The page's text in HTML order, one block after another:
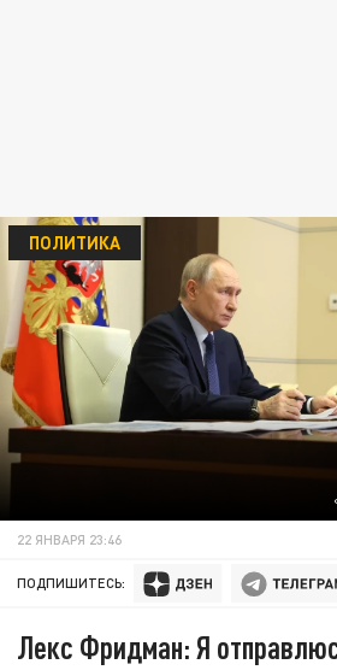
ПОЛИТИКА
22 ЯНВАРЯ 23:46
ПОДПИШИТЕСЬ:
Лекс Фридман: Я